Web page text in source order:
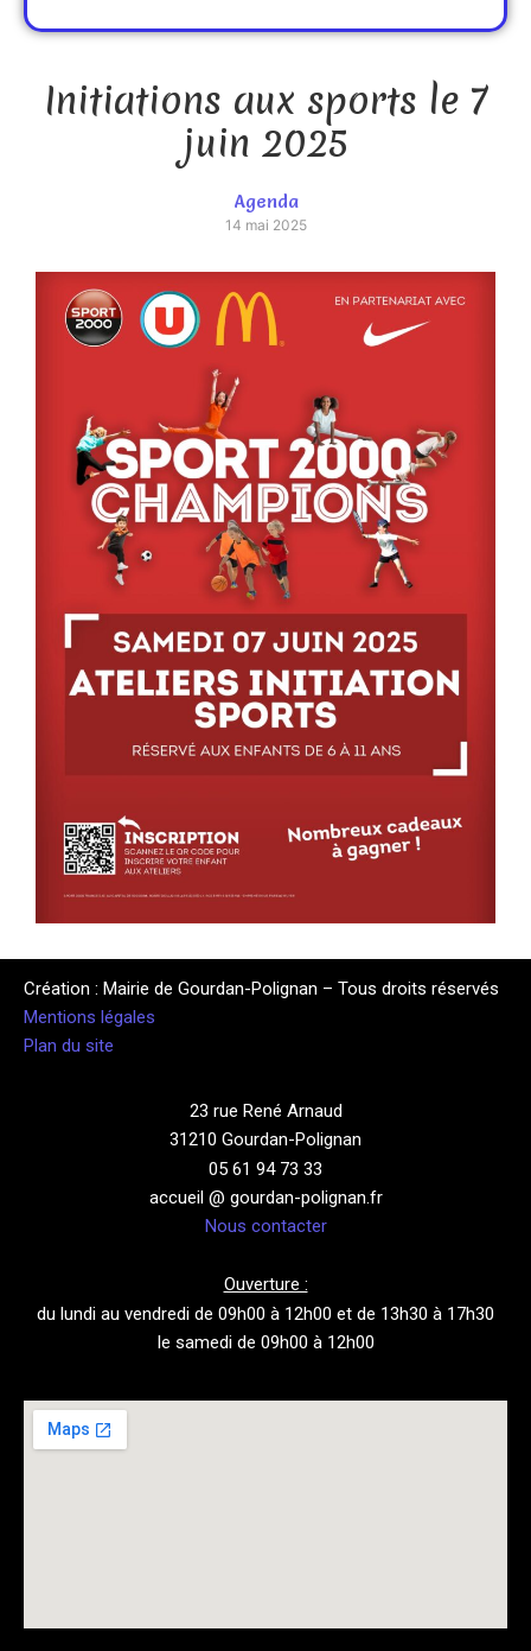
Initiations aux sports le 7
juin 2025
Agenda
14 mai 2025
Création : Mairie de Gourdan-Polignan – Tous droits réservés
Mentions légales
Plan du site
23 rue René Arnaud
31210 Gourdan-Polignan
05 61 94 73 33
accueil @ gourdan-polignan.fr
Nous contacter
Ouverture :
du lundi au vendredi de 09h00 à 12h00 et de 13h30 à 17h30
le samedi de 09h00 à 12h00